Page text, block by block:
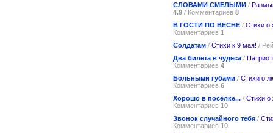
СЛОВАМИ СМЕЛЫМИ /
4.9 / Комментариев 8
В ГОСТИ ПО ВЕСНЕ / Стихи о
Комментариев 1
Солдатам / Стихи к 9 мая! /
Два билета в чудеса /
Комментариев 4
Больными губами / Стихи о
Комментариев 6
Хорошо в посёлке... / Стихи о
Комментариев 10
Звонок случайного тебя /
Комментариев 10